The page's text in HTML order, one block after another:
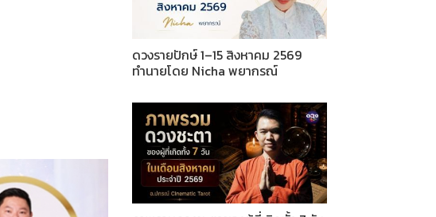
ดวงรายปักษ์ 1–15 สิงหาคม 2569
ทำนายโดย Nicha พยากรณ์